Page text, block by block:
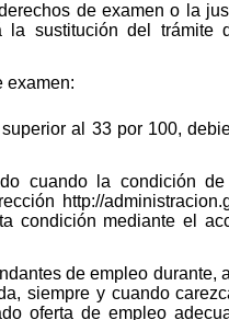
de examen o la
sustitución del
examen:
al 33 por 100,
cuando la condición
http://
condición mediante el
de empleo durante,
siempre y cuando
oferta de empleo